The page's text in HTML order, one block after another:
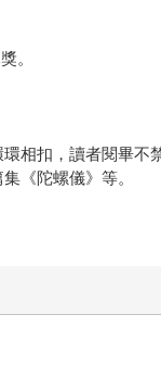
。
相扣，讀者閱畢不
《陀螺儀》等。